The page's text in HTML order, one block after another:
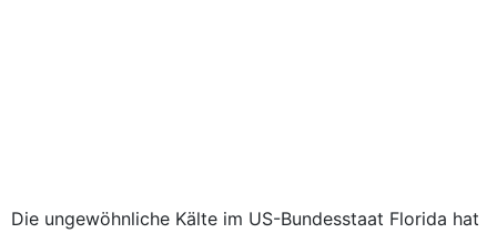
Die ungewöhnliche Kälte im US-Bundesstaat Florida hat